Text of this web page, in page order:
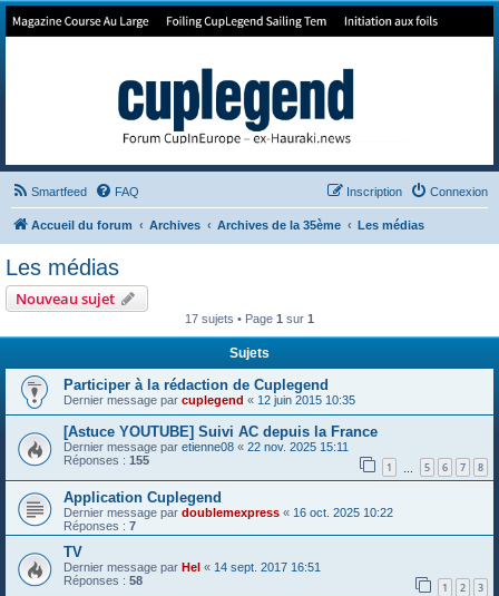
Forum de Cup In Europe
Smartfeed FAQ Connexion
Inscription
Accueil du forum Archives Archives de la 35ème Les médias
Les médias
Nouveau sujet
17 sujets • Page 1 sur 1
Sujets
Participer à la rédaction de Cuplegend
Dernier message par cuplegend « 12 juin 2015 10:35
[Astuce YOUTUBE] Suivi AC depuis la France
Dernier message par etienne08 « 22 nov. 2025 15:11
Réponses : 155 1 5 6 7 8
Application Cuplegend
Dernier message par doublemexpress « 16 oct. 2025 10:22
Réponses : 7
TV
Dernier message par Hel « 14 sept. 2017 16:51
Réponses : 58 1 2 3